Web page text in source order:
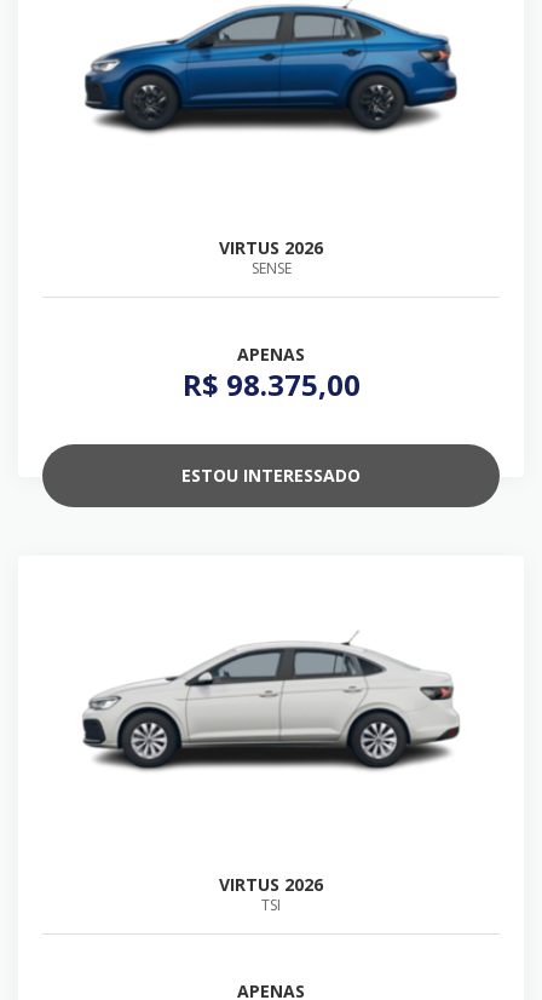
VIRTUS 2026
SENSE
APENAS
R$ 98.375,00
ESTOU INTERESSADO
VIRTUS 2026
TSI
APENAS